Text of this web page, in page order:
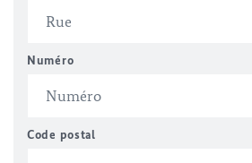
Numéro
Code postal